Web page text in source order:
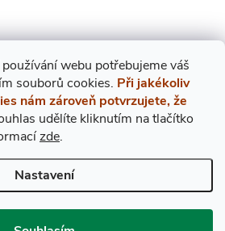
webu potřebujeme váš
souborů cookies. Při jakékoliv
nám zároveň potvrzujete, že
udělíte kliknutím na tlačítko
zde.
Nastavení
o novinkách
a slevách
spodmínkami ochrany osobních údajů